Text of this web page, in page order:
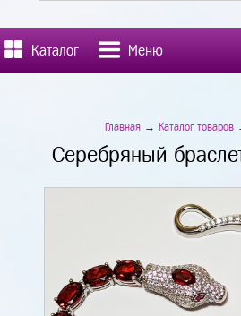
Каталог Меню
Главная → Каталог товаров
Серебряный